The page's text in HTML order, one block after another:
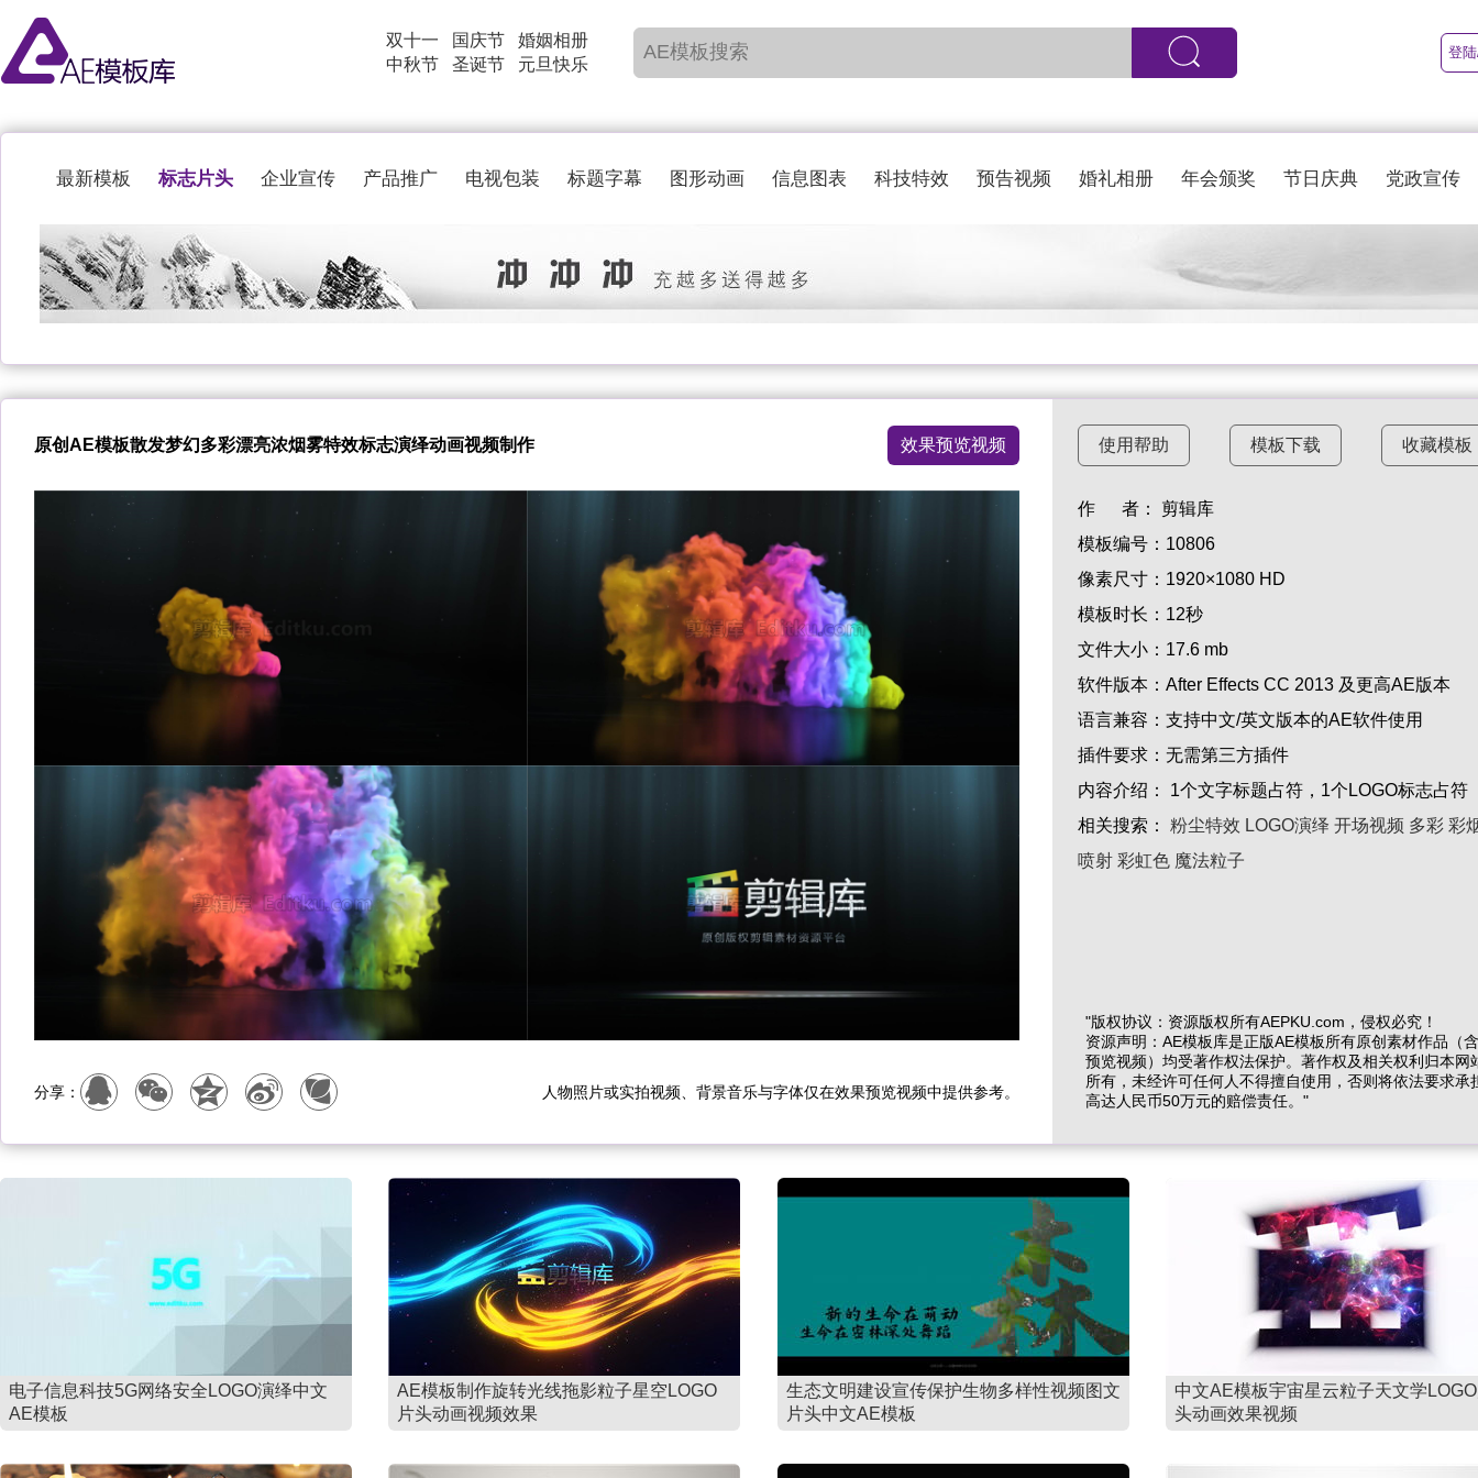
双十一
中秋节
国庆节
圣诞节
婚姻相册
元旦快乐
登
最新模板 标志片头 企业宣传 产品推广 电视包装 标题字幕 图形动画 信息图表 科技特效 预告视频 婚礼相册 年会颁奖 节日庆典 党政宣传
原创AE模板散发梦幻多彩漂亮浓烟雾特效标志演绎动画视频制作 效果预览视频
分享： 人物照片或实拍视频、背景音乐与字体仅在效果预览视频中提供参考。
使用帮助 模板下载 收藏模板
作 者：
剪辑库
模板编号： 10806
像素尺寸： 1920×1080 HD
模板时长： 12秒
文件大小： 17.6 mb
软件版本： After Effects CC 2013 及更高AE版本
语言兼容： 支持中文/英文版本的AE软件使用
插件要求： 无需第三方插件
内容介绍：
1个文字标题占符，1个LOGO标志占符
相关搜索： 粉尘特效 LOGO演绎 开场视频 多彩 彩
喷射 彩虹色 魔法粒子
"版权协议：资源版权所有AEPKU.com，侵权必究！
资源声明：AE模板库是正版AE模板所有原创素材作品（含
预览视频）均受著作权法保护。著作权及相关权利归本网
所有，未经许可任何人不得擅自使用，否则将依法要求承
高达人民币50万元的赔偿责任。"
电子信息科技5G网络安全LOGO演绎中文
AE模板
AE模板制作旋转光线拖影粒子星空LOGO
片头动画视频效果
生态文明建设宣传保护生物多样性视频图文
片头中文AE模板
中文AE模板宇宙星云粒子天文学
头动画效果视频